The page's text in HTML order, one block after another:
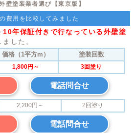
壁塗装業者選び【東京版】
費用を比較してみました
10年保証付きで行なっている外壁塗
した。
価格（1平方m）
塗装回数
1,800円～ 3回塗り
電話問合せ
2,200円～ 2回塗り
電話問合せ